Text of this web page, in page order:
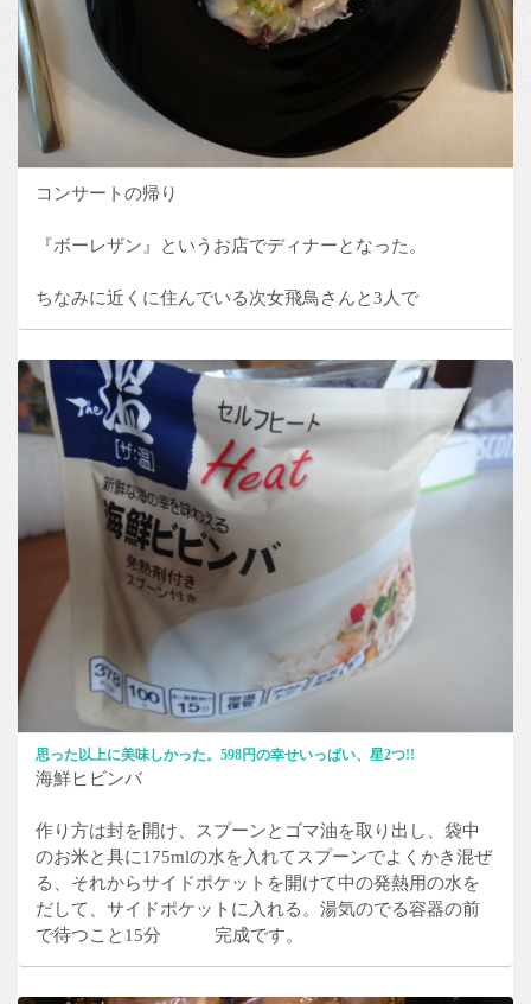
コンサートの帰り
『ボーレザン』というお店でディナーとなった。
ちなみに近くに住んでいる次女飛鳥さんと3人で
思った以上に美味しかった。598円の幸せいっぱい、星2つ!!
海鮮ヒビンバ
作り方は封を開け、スプーンとゴマ油を取り出し、袋中
のお米と具に175mlの水を入れてスプーンでよくかき混ぜ
る、それからサイドポケットを開けて中の発熱用の水を
だして、サイドポケットに入れる。湯気のでる容器の前
で待つこと15分 完成です。